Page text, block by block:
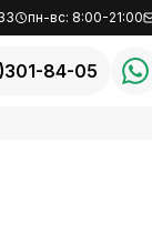
пн-вс: 8:00-21:00
84-05